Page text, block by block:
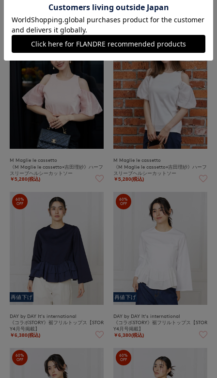
M Maglie le cassetto
《M Maglie le cassetto》パンツドレス
￥77,000(税込)
M Maglie le cassetto
《M Maglie le cassetto×吉田理紗》ハーフ
スリーブヘルシーカットソー
￥5,280(税込)
M Maglie le cassetto
《M Maglie le cassetto×吉田理紗》ハーフ
スリーブヘルシーカットソー
￥5,280(税込)
70%
OFF
M Maglie le cassetto
《M Maglie le cassetto×吉田理紗》ハーフ
スリーブヘルシーカットソー
￥5,280(税込)
60%
OFF
再値下げ
DAY by DAY It's international
《コラボSTORY》裾フリルトップス【STOR
Y4月号掲載】
￥6,380(税込)
60%
OFF
再値下げ
DAY by DAY It's international
《コラボSTORY》裾フリルトップス【STOR
Y4月号掲載】
￥6,380(税込)
60%
OFF
60%
OFF